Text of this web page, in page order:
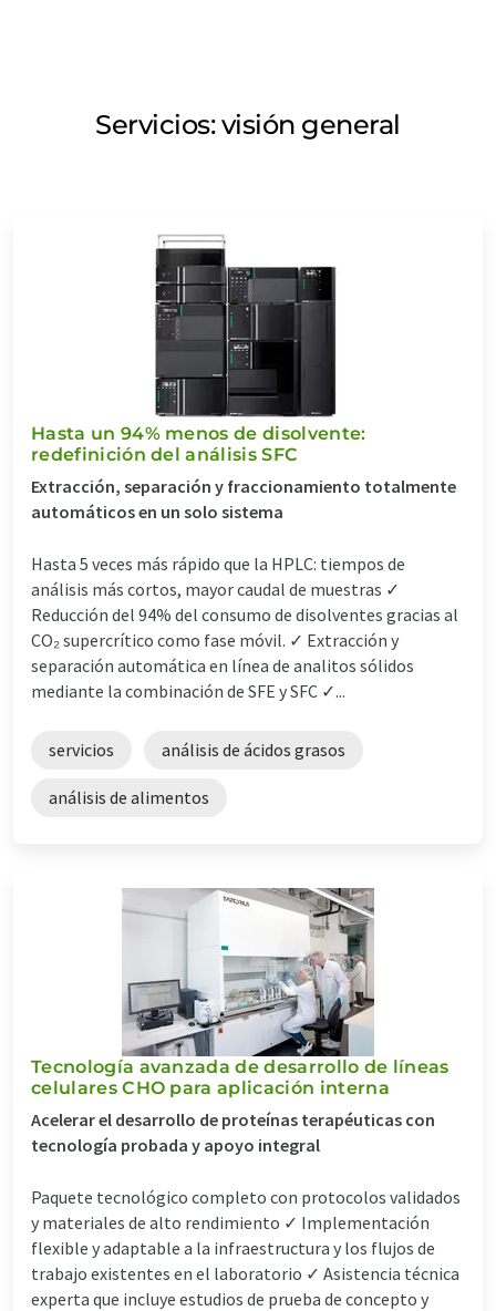
Servicios: visión general
Hasta un 94% menos de disolvente:
redefinición del análisis SFC
Extracción, separación y fraccionamiento totalmente
automáticos en un solo sistema
Hasta 5 veces más rápido que la HPLC: tiempos de
análisis más cortos, mayor caudal de muestras ✓
Reducción del 94% del consumo de disolventes gracias al
CO₂ supercrítico como fase móvil. ✓ Extracción y
separación automática en línea de analitos sólidos
mediante la combinación de SFE y SFC ✓...
servicios análisis de ácidos grasos
análisis de alimentos
Tecnología avanzada de desarrollo de líneas
celulares CHO para aplicación interna
Acelerar el desarrollo de proteínas terapéuticas con
tecnología probada y apoyo integral
Paquete tecnológico completo con protocolos validados
y materiales de alto rendimiento ✓ Implementación
flexible y adaptable a la infraestructura y los flujos de
trabajo existentes en el laboratorio ✓ Asistencia técnica
experta que incluye estudios de prueba de concepto y